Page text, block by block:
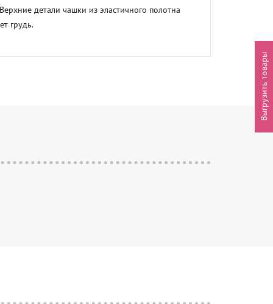
детали чашки из эластичного полотна
грудь.
Выгрузить товары